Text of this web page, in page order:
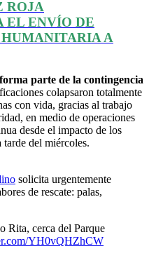
ROJA
EL ENVÍO DE
A
parte de la contingencia
colapsaron totalmente
con vida, gracias al trabajo
en medio de operaciones
desde el impacto de los
del miércoles.
solicita urgentemente
de rescate: palas,
Rita, cerca del Parque
YH0vQHZhCW